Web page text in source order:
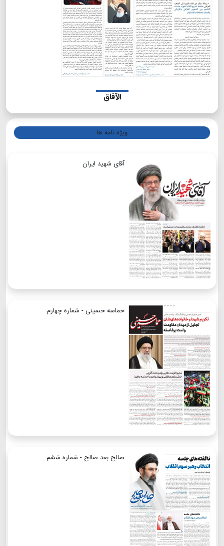
الآفاق
ویژه نامه ها
آقای شهید ایران
حماسه حسینی - شماره چهارم
صالح بعد صالح - شماره ششم